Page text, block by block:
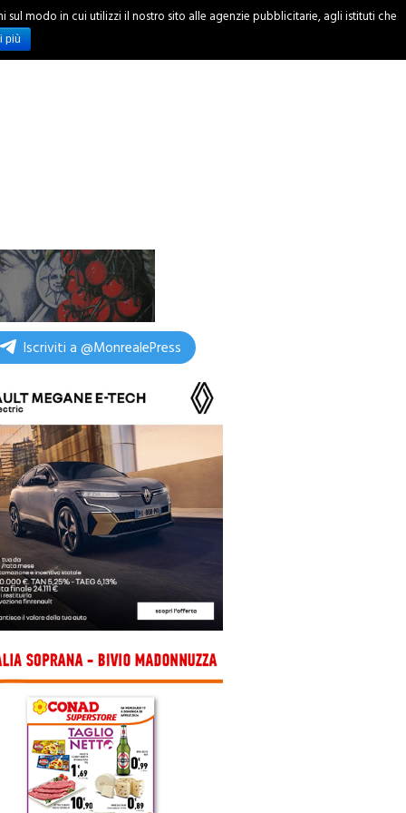
INCHIESTE
Iscriviti a @MonrealePress
modo in cui utilizzi il nostro sito alle agenzie pubblicitarie, agli istituti che
più